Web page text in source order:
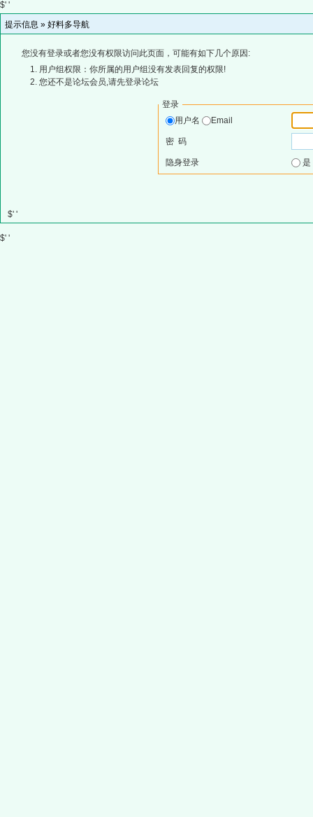
$' '
提示信息 » 好料多导航
您没有登录或者您没有权限访问此页面，可能有如下几个原因:
用户组权限：你所属的用户组没有发表回复的权限!
您还不是论坛会员,请先登录论坛
登录
用户名
Email
密 码
隐身登录
$' '
$' '